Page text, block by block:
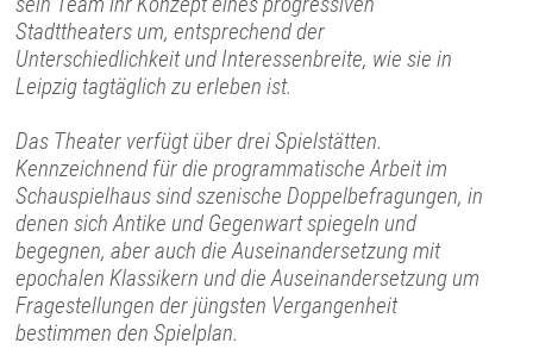
Stadttheaters um, entsprechend der
Unterschiedlichkeit und Interessenbreite, wie sie in
Leipzig tagtäglich zu erleben ist.
Das Theater verfügt über drei Spielstätten.
Kennzeichnend für die programmatische Arbeit im
Schauspielhaus sind szenische Doppelbefragungen, in
denen sich Antike und Gegenwart spiegeln und
begegnen, aber auch die Auseinandersetzung mit
epochalen Klassikern und die Auseinandersetzung um
Fragestellungen der jüngsten Vergangenheit
bestimmen den Spielplan.